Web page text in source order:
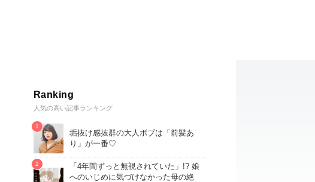
Ranking
人気の高い記事ランキング
垢抜け感抜群の大人ボブは「前髪あ
り」が一番♡
「4年間ずっと無視されていた」!? 娘
へのいじめに気づけなかった母の絶